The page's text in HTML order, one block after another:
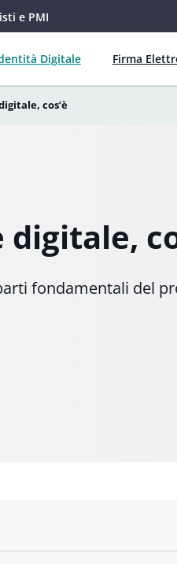
e PMI
Digitale Firma
cos’è
fondamentali del